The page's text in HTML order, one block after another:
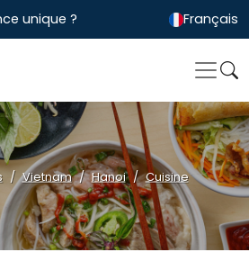
unique ? Français
Vietnam Hanoi Cuisine